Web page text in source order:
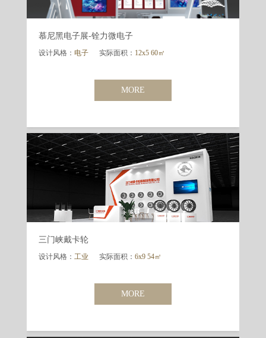
慕尼黑电子展-铨力微电子
设计风格： 电子 实际面积： 12x5 60㎡
MORE
三门峡戴卡轮
设计风格： 工业 实际面积： 6x9 54㎡
MORE